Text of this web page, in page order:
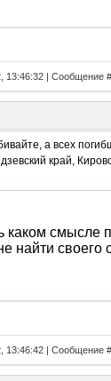
13:46:32 | Сообщение #
а всех
край,
каком смысле
найти
13:46:42 | Сообщение #